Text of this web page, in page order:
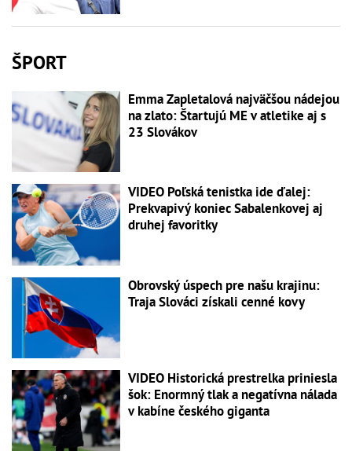
ŠPORT
Emma Zapletalová najväčšou nádejou
na zlato: Štartujú ME v atletike aj s
23 Slovákov
VIDEO Poľská tenistka ide ďalej:
Prekvapivý koniec Sabalenkovej aj
druhej favoritky
Obrovský úspech pre našu krajinu:
Traja Slováci získali cenné kovy
VIDEO Historická prestrelka priniesla
šok: Enormný tlak a negatívna nálada
v kabíne českého giganta